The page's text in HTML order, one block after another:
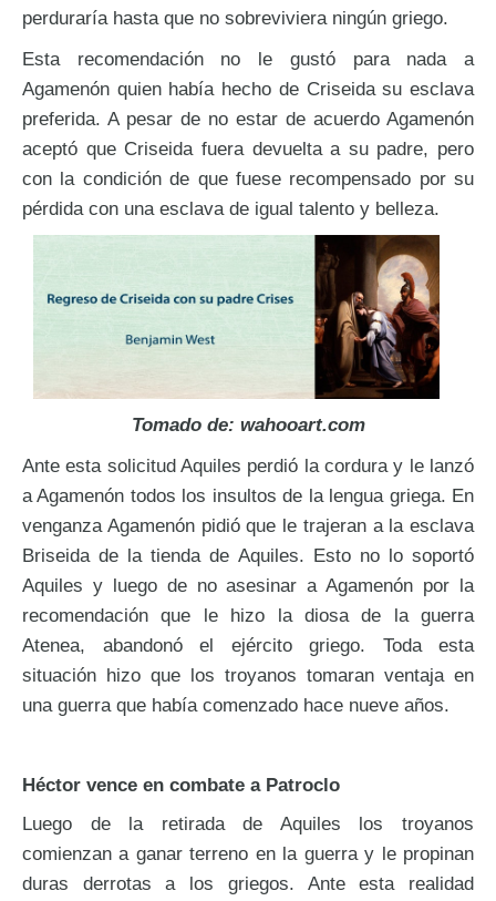
perduraría hasta que no sobreviviera ningún griego.
Esta recomendación no le gustó para nada a
Agamenón quien había hecho de Criseida su esclava
preferida. A pesar de no estar de acuerdo Agamenón
aceptó que Criseida fuera devuelta a su padre, pero
con la condición de que fuese recompensado por su
pérdida con una esclava de igual talento y belleza.
Tomado de: wahooart.com
Ante esta solicitud Aquiles perdió la cordura y le lanzó
a Agamenón todos los insultos de la lengua griega. En
venganza Agamenón pidió que le trajeran a la esclava
Briseida de la tienda de Aquiles. Esto no lo soportó
Aquiles y luego de no asesinar a Agamenón por la
recomendación que le hizo la diosa de la guerra
Atenea, abandonó el ejército griego. Toda esta
situación hizo que los troyanos tomaran ventaja en
una guerra que había comenzado hace nueve años.
Héctor vence en combate a Patroclo
Luego de la retirada de Aquiles los troyanos
comienzan a ganar terreno en la guerra y le propinan
duras derrotas a los griegos. Ante esta realidad